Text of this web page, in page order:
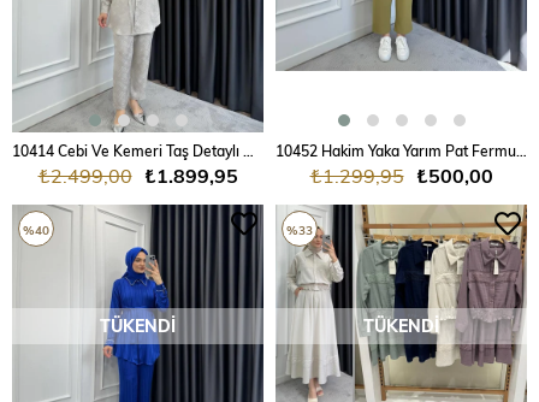
₺1.899,95
₺2.499,00 ₺500,00
₺1.299,95
TÜKENDI
%40
TÜKENDI
%33